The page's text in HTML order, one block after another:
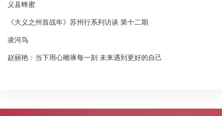
义县蜂蜜
《大义之州首战年》苏州行系列访谈 第十二期
凌河鸟
赵丽艳：当下用心雕琢每一刻 未来遇到更好的自己